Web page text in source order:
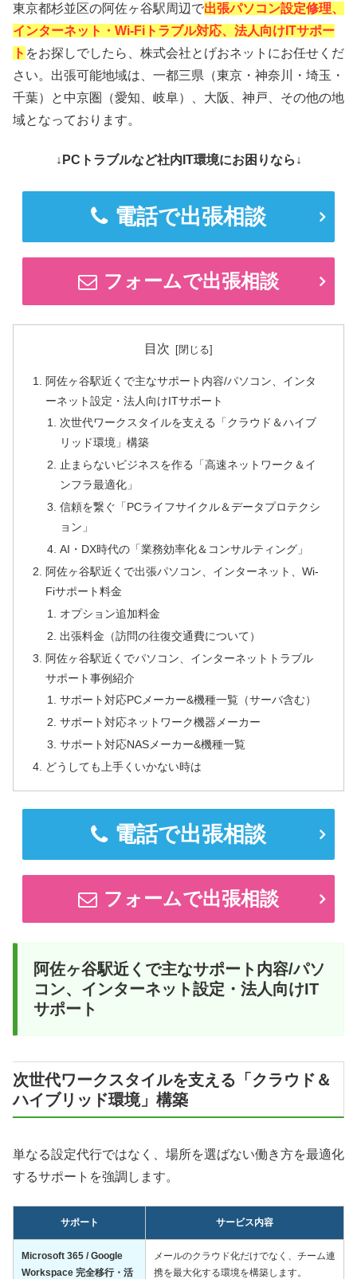
東京都杉並区の阿佐ヶ谷駅周辺で出張パソコン設定修理、
インターネット・Wi-Fiトラブル対応、法人向けITサポー
ト をお探しでしたら、株式会社とげおネットにお任せくだ
さい。出張可能地域は、一都三県（東京・神奈川・埼玉・
千葉）と中京圏（愛知、岐阜）、大阪、神戸、その他の地
域となっております。
↓PCトラブルなど社内IT環境にお困りなら↓
電話で出張相談
フォームで出張相談
目次
阿佐ヶ谷駅近くで主なサポート内容/パソコン、インタ
ーネット設定・法人向けITサポート
次世代ワークスタイルを支える「クラウド＆ハイブ
リッド環境」構築
止まらないビジネスを作る「高速ネットワーク＆イ
ンフラ最適化」
信頼を繋ぐ「PCライフサイクル＆データプロテクシ
ョン」
AI・DX時代の「業務効率化＆コンサルティング」
阿佐ヶ谷駅近くで出張パソコン、インターネット、Wi-
Fiサポート料金
オプション追加料金
出張料金（訪問の往復交通費について）
阿佐ヶ谷駅近くでパソコン、インターネットトラブル
サポート事例紹介
サポート対応PCメーカー&機種一覧（サーバ含む）
サポート対応ネットワーク機器メーカー
サポート対応NASメーカー&機種一覧
どうしても上手くいかない時は
電話で出張相談
フォームで出張相談
阿佐ヶ谷駅近くで主なサポート内容/パソ
コン、インターネット設定・法人向けIT
サポート
次世代ワークスタイルを支える「クラウド＆
ハイブリッド環境」構築
単なる設定代行ではなく、場所を選ばない働き方を最適化
するサポートを強調します。
サポート サービス内容
Microsoft 365 / Google
Workspace 完全移行・活
メールのクラウド化だけでなく、チーム連
携を最大化する環境を構築します。